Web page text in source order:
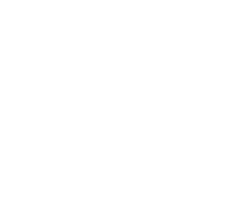
Dreamland Gran
(4), Joe Thomasson
(-), Samar (9),
Unicaja (89): Tyson
Perry (15); Osetkowski
Díaz (1), Carter (4),